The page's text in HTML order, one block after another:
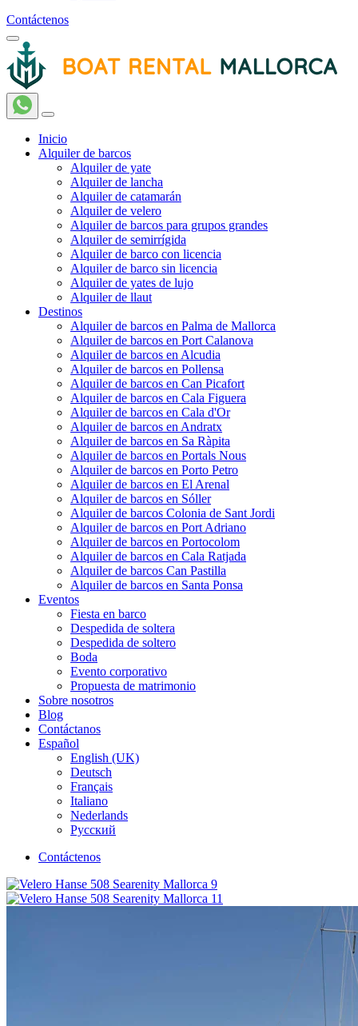
Contáctenos
Inicio
Alquiler de barcos
Alquiler de yate
Alquiler de lancha
Alquiler de catamarán
Alquiler de velero
Alquiler de barcos para grupos grandes
Alquiler de semirrígida
Alquiler de barco con licencia
Alquiler de barco sin licencia
Alquiler de yates de lujo
Alquiler de llaut
Destinos
Alquiler de barcos en Palma de Mallorca
Alquiler de barcos en Port Calanova
Alquiler de barcos en Alcudia
Alquiler de barcos en Pollensa
Alquiler de barcos en Can Picafort
Alquiler de barcos en Cala Figuera
Alquiler de barcos en Cala d'Or
Alquiler de barcos en Andratx
Alquiler de barcos en Sa Ràpita
Alquiler de barcos en Portals Nous
Alquiler de barcos en Porto Petro
Alquiler de barcos en El Arenal
Alquiler de barcos en Sóller
Alquiler de barcos Colonia de Sant Jordi
Alquiler de barcos en Port Adriano
Alquiler de barcos en Portocolom
Alquiler de barcos en Cala Ratjada
Alquiler de barcos Can Pastilla
Alquiler de barcos en Santa Ponsa
Eventos
Fiesta en barco
Despedida de soltera
Despedida de soltero
Boda
Evento corporativo
Propuesta de matrimonio
Sobre nosotros
Blog
Contáctanos
Español
English (UK)
Deutsch
Français
Italiano
Nederlands
Русский
Contáctenos